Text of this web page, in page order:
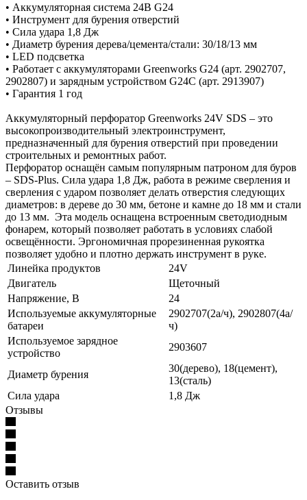
• Аккумуляторная система 24В G24
• Инструмент для бурения отверстий
• Сила удара 1,8 Дж
• Диаметр бурения дерева/цемента/стали: 30/18/13 мм
• LED подсветка
• Работает с аккумуляторами Greenworks G24 (арт. 2902707,
2902807) и зарядным устройством G24С (арт. 2913907)
• Гарантия 1 год
Аккумуляторный перфоратор Greenworks 24V SDS – это
высокопроизводительный электроинструмент,
предназначенный для бурения отверстий при проведении
строительных и ремонтных работ.
Перфоратор оснащён самым популярным патроном для буров
– SDS-Plus. Сила удара 1,8 Дж, работа в режиме сверления и
сверления с ударом позволяет делать отверстия следующих
диаметров: в дереве до 30 мм, бетоне и камне до 18 мм и стали
до 13 мм. Эта модель оснащена встроенным светодиодным
фонарем, который позволяет работать в условиях слабой
освещённости. Эргономичная прорезиненная рукоятка
позволяет удобно и плотно держать инструмент в руке.
Линейка продуктов
24V
Двигатель
Щеточный
Напряжение, В
24
Используемые аккумуляторные
батареи
2902707(2а/ч), 2902807(4а/
ч)
Используемое зарядное
устройство
2903607
Диаметр бурения
30(дерево), 18(цемент),
13(сталь)
Сила удара
1,8 Дж
Отзывы
Оставить отзыв